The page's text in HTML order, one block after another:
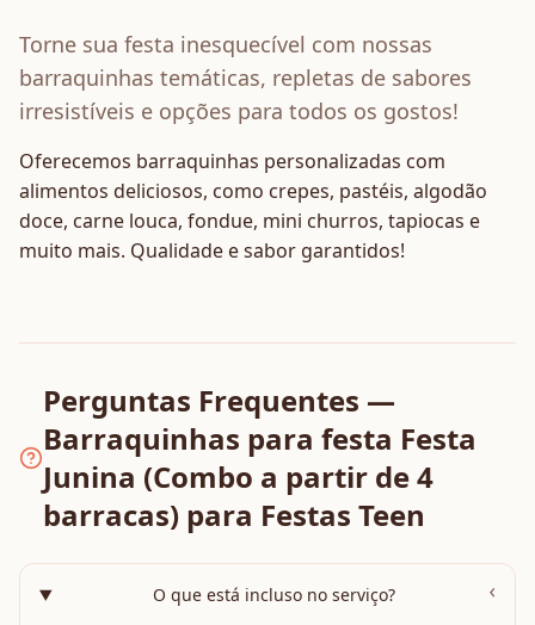
Torne sua festa inesquecível com nossas
barraquinhas temáticas, repletas de sabores
irresistíveis e opções para todos os gostos!
Oferecemos barraquinhas personalizadas com
alimentos deliciosos, como crepes, pastéis, algodão
doce, carne louca, fondue, mini churros, tapiocas e
muito mais. Qualidade e sabor garantidos!
Perguntas Frequentes —
Barraquinhas para festa Festa
Junina (Combo a partir de 4
barracas) para Festas Teen
O que está incluso no serviço? ›